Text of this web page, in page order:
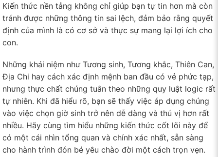
Kiến thức nền tảng không chỉ giúp bạn tự tin hơn mà còn
tránh được những thông tin sai lệch, đảm bảo rằng quyết
định của mình là có cơ sở và thực sự mang lại lợi ích cho
con.
Những khái niệm như Tương sinh, Tương khắc, Thiên Can,
Địa Chi hay cách xác định mệnh ban đầu có vẻ phức tạp,
nhưng thực chất chúng tuân theo những quy luật logic rất
tự nhiên. Khi đã hiểu rõ, bạn sẽ thấy việc áp dụng chúng
vào việc chọn giờ sinh trở nên dễ dàng và thú vị hơn rất
nhiều. Hãy cùng tìm hiểu những kiến thức cốt lõi này để
có một cái nhìn tổng quan và chính xác nhất, sẵn sàng
cho hành trình đón bé yêu chào đời một cách trọn vẹn.